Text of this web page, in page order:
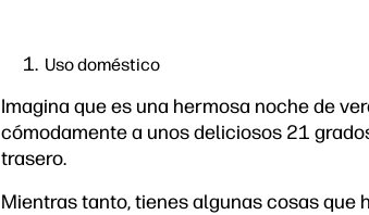
Uso doméstico
Imagina que es una hermosa noche de
cómodamente a unos deliciosos 21
trasero.
Mientras tanto, tienes algunas cosas que